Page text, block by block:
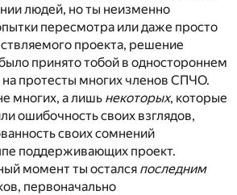
людей, но ты неизменно
пересмотра или даже просто
проекта, решение
принято тобой в одностороннем
протесты многих членов СПЧО.
многих, а лишь некоторых, которые
ошибочность своих взглядов,
своих сомнений
поддерживающих проект.
момент ты остался последним
первоначально